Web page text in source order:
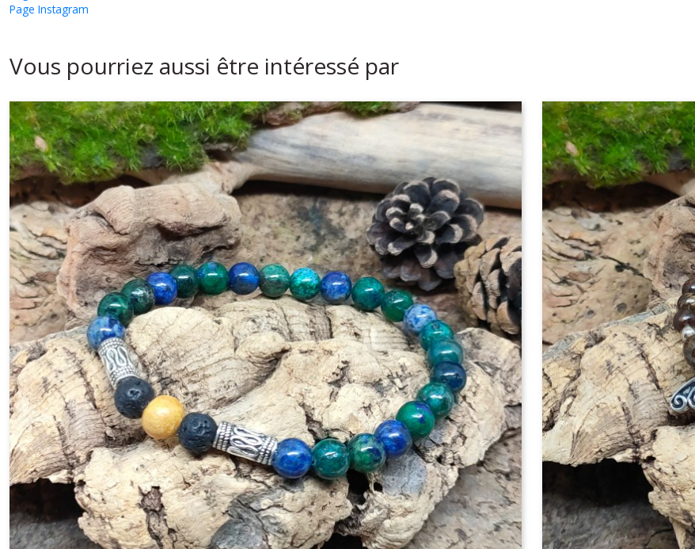
Page Instagram
Vous pourriez aussi être intéressé par